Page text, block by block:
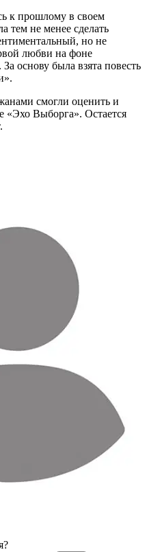
к прошлому в своем
тем не менее сделать
но не
любви на фоне
основу была взята повесть
смогли оценить и
«Эхо Выборга». Остается